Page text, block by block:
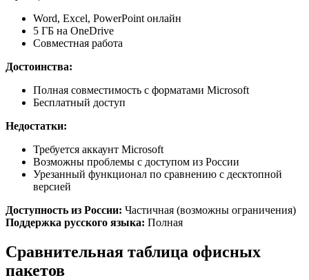
Word, Excel, PowerPoint онлайн
5 ГБ на OneDrive
Совместная работа
Достоинства:
Полная совместимость с форматами Microsoft
Бесплатный доступ
Недостатки:
Требуется аккаунт Microsoft
Возможны проблемы с доступом из России
Урезанный функционал по сравнению с десктопной
версией
Доступность из России: Частичная (возможны ограничения)
Поддержка русского языка: Полная
Сравнительная таблица офисных
пакетов